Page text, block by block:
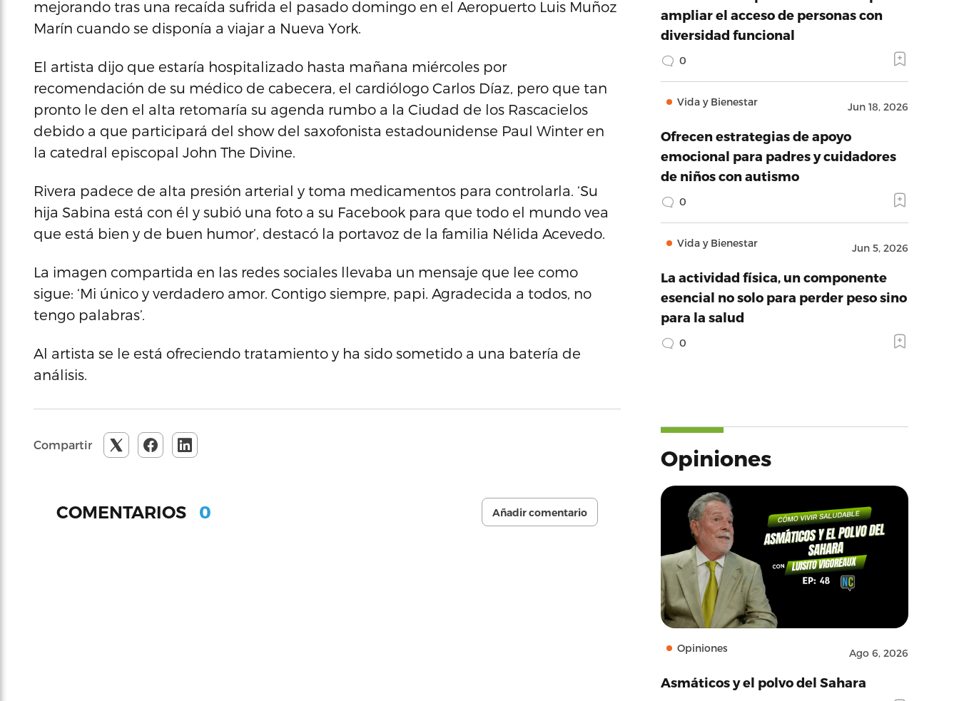
mejorando tras una recaída sufrida el pasado domingo en el Aeropuerto Luis Muñoz
Marín cuando se disponía a viajar a Nueva York.
El artista dijo que estaría hospitalizado hasta mañana miércoles por
recomendación de su médico de cabecera, el cardiólogo Carlos Díaz, pero que tan
pronto le den el alta retomaría su agenda rumbo a la Ciudad de los Rascacielos
debido a que participará del show del saxofonista estadounidense Paul Winter en
la catedral episcopal John The Divine.
Rivera padece de alta presión arterial y toma medicamentos para controlarla. ‘Su
hija Sabina está con él y subió una foto a su Facebook para que todo el mundo vea
que está bien y de buen humor’, destacó la portavoz de la familia Nélida Acevedo.
La imagen compartida en las redes sociales llevaba un mensaje que lee como
sigue: ‘Mi único y verdadero amor. Contigo siempre, papi. Agradecida a todos, no
tengo palabras’.
Al artista se le está ofreciendo tratamiento y ha sido sometido a una batería de
análisis.
Compartir
COMENTARIOS 0 Añadir comentario
ampliar el acceso de personas con
diversidad funcional
0
Vida y Bienestar Jun 18, 2026
Ofrecen estrategias de apoyo
emocional para padres y cuidadores
de niños con autismo
0
Vida y Bienestar Jun 5, 2026
La actividad física, un componente
esencial no solo para perder peso sino
para la salud
0
Opiniones
Opiniones Ago 6, 2026
Asmáticos y el polvo del Sahara